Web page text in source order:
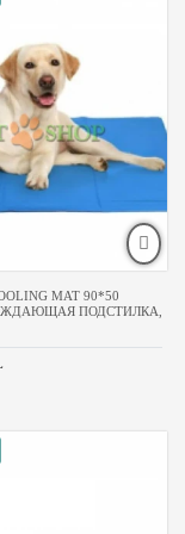
MAT 90*50
ПОДСТИЛКА,